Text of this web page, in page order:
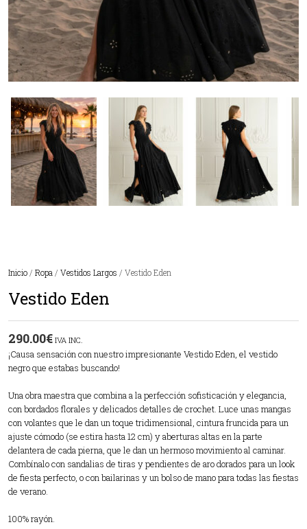
Inicio / Ropa / Vestidos Largos / Vestido Eden
Vestido Eden
290.00€ IVA INC.
¡Causa sensación con nuestro impresionante Vestido Eden, el vestido
negro que estabas buscando!
Una obra maestra que combina a la perfección sofisticación y elegancia,
con bordados florales y delicados detalles de crochet. Luce unas mangas
con volantes que le dan un toque tridimensional, cintura fruncida para un
ajuste cómodo (se estira hasta 12 cm) y aberturas altas en la parte
delantera de cada pierna, que le dan un hermoso movimiento al caminar.
Combínalo con sandalias de tiras y pendientes de aro dorados para un look
de fiesta perfecto, o con bailarinas y un bolso de mano para todas las fiestas
de verano.
100% rayón.